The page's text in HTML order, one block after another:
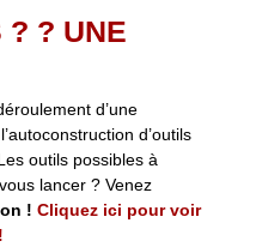
? ? UNE
d’une
d’outils
outils possibles à
lancer ? Venez
! Cliquez ici pour voir